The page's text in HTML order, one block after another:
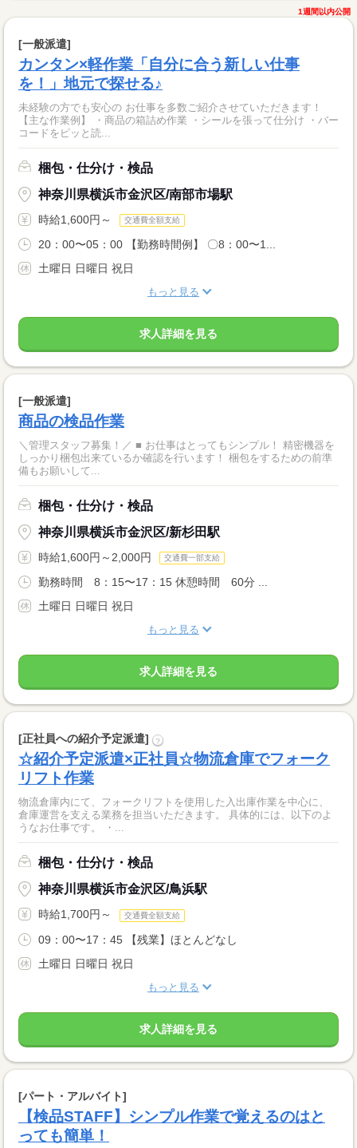
1週間以内公開
[一般派遣]
カンタン×軽作業「自分に合う新しい仕事
を！」地元で探せる♪
未経験の方でも安心の お仕事を多数ご紹介させていただきます！
【主な作業例】 ・商品の箱詰め作業 ・シールを張って仕分け ・バー
コードをピッと読...
梱包・仕分け・検品
神奈川県横浜市金沢区/南部市場駅
時給1,600円～ 交通費全額支給
20：00〜05：00 【勤務時間例】 〇8：00〜1...
土曜日 日曜日 祝日
もっと見る
求人詳細を見る
[一般派遣]
商品の検品作業
＼管理スタッフ募集！／ ■ お仕事はとってもシンプル！ 精密機器を
しっかり梱包出来ているか確認を行います！ 梱包をするための前準
備もお願いして...
梱包・仕分け・検品
神奈川県横浜市金沢区/新杉田駅
時給1,600円～2,000円 交通費一部支給
勤務時間 8：15〜17：15 休憩時間 60分 ...
土曜日 日曜日 祝日
もっと見る
求人詳細を見る
[正社員への紹介予定派遣] ?
☆紹介予定派遣×正社員☆物流倉庫でフォーク
リフト作業
物流倉庫内にて、フォークリフトを使用した入出庫作業を中心に、
倉庫運営を支える業務を担当いただきます。 具体的には、以下のよ
うなお仕事です。 ・...
梱包・仕分け・検品
神奈川県横浜市金沢区/鳥浜駅
時給1,700円～ 交通費全額支給
09：00〜17：45 【残業】ほとんどなし
土曜日 日曜日 祝日
もっと見る
求人詳細を見る
[パート・アルバイト]
【検品STAFF】シンプル作業で覚えるのはと
っても簡単！